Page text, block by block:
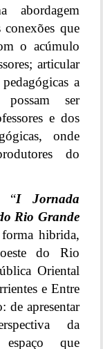
abordagem
que
o acúmulo
articular
a
ser
e dos
onde
do
“I Jornada
Rio Grande
hibrida,
do Rio
Oriental
e Entre
de apresentar
da
que